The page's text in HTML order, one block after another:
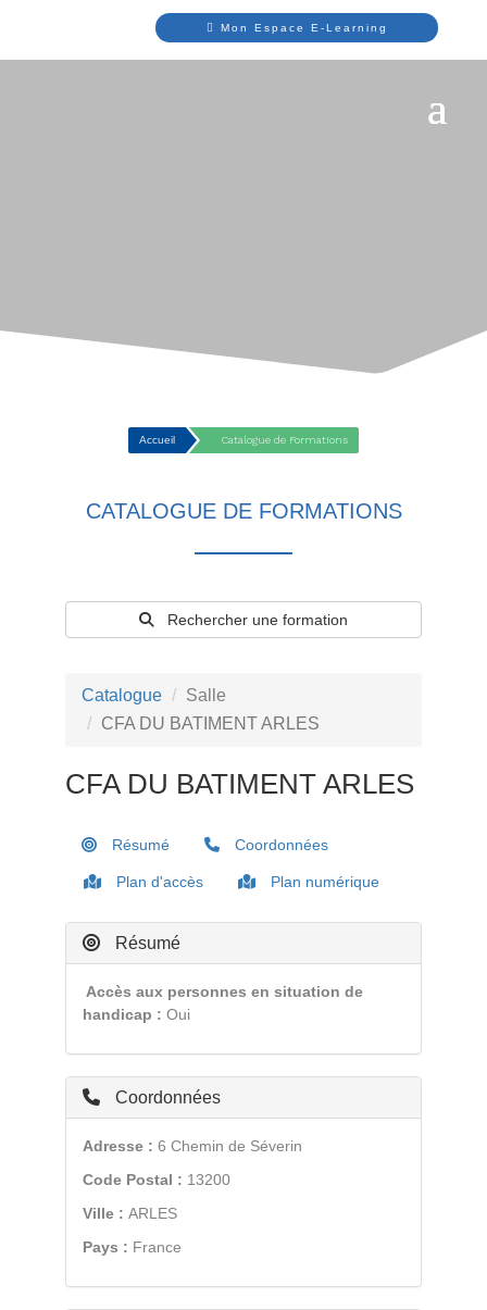
Mon Espace E-Learning
Accueil Catalogue de Formations
CATALOGUE DE FORMATIONS
Rechercher une formation
Catalogue
Salle
CFA DU BATIMENT ARLES
CFA DU BATIMENT ARLES
Résumé Coordonnées
Plan d'accès Plan numérique
Résumé
Accès aux personnes en situation de
handicap : Oui
Coordonnées
Adresse : 6 Chemin de Séverin
Code Postal : 13200
Ville : ARLES
Pays : France